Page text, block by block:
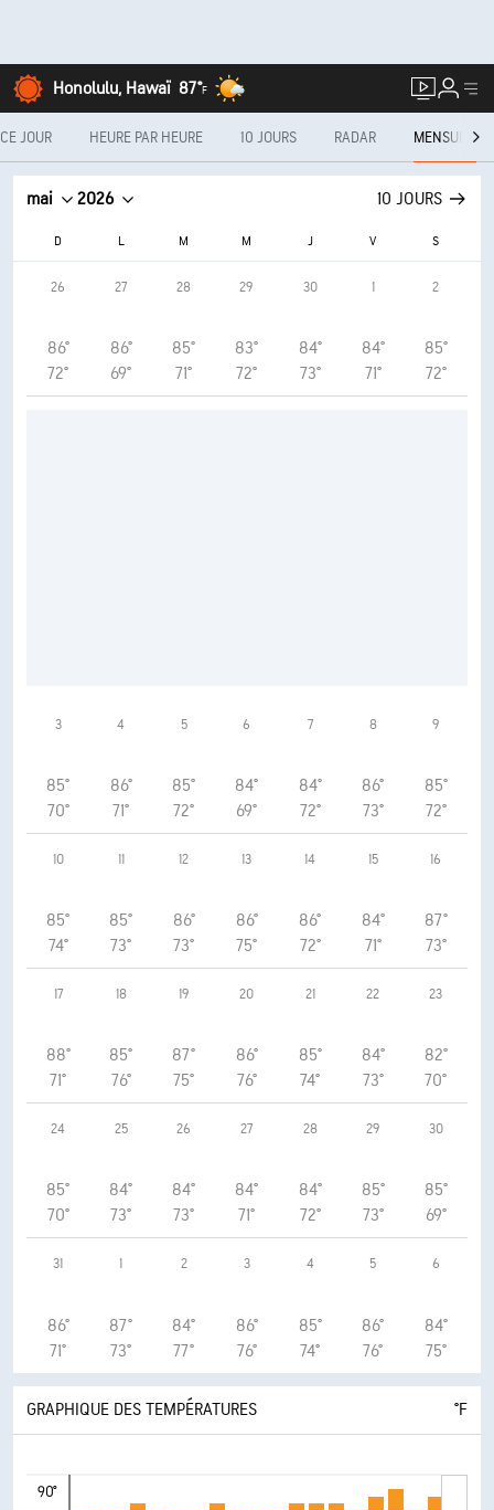
Honolulu, Hawaï 87°F
CE JOUR HEURE PAR HEURE 10 JOURS RADAR MENSUEL
mai 2026 10 JOURS
D L M M J V S
26
86°
72°
27
86°
69°
28
85°
71°
29
83°
72°
30
84°
73°
1
84°
71°
2
85°
72°
3
85°
70°
4
86°
71°
5
85°
72°
6
84°
69°
7
84°
72°
8
86°
73°
9
85°
72°
10
85°
74°
11
85°
73°
12
86°
73°
13
86°
75°
14
86°
72°
15
84°
71°
16
87°
73°
17
88°
71°
18
85°
76°
19
87°
75°
20
86°
76°
21
85°
74°
22
84°
73°
23
82°
70°
24
85°
70°
25
84°
73°
26
84°
73°
27
84°
71°
28
84°
72°
29
85°
73°
30
85°
69°
31
86°
71°
1
87°
73°
2
84°
77°
3
86°
76°
4
85°
74°
5
86°
76°
6
84°
75°
GRAPHIQUE DES TEMPÉRATURES °F
90°